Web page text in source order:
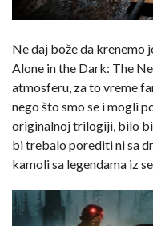
Ne daj bože da krenemo
Alone in the Dark: The
atmosferu, za to vreme
nego što smo se i mogli
originalnoj trilogiji, bilo
bi trebalo porediti ni sa
kamoli sa legendama iz